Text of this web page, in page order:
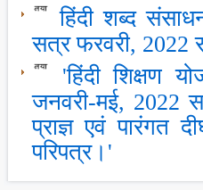
हिंदी शब्‍द
सत्र फरवरी, 2022
'हिंदी शिक्षण
जनवरी-मई, 2022
प्राज्ञ एवं पारंगत
परिपत्र।'